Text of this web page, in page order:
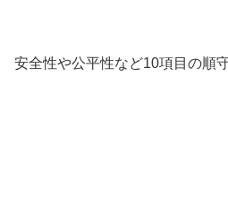
安全性や公平性など10項目の順